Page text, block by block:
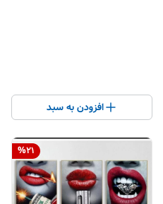
افزودن به سبد
%21